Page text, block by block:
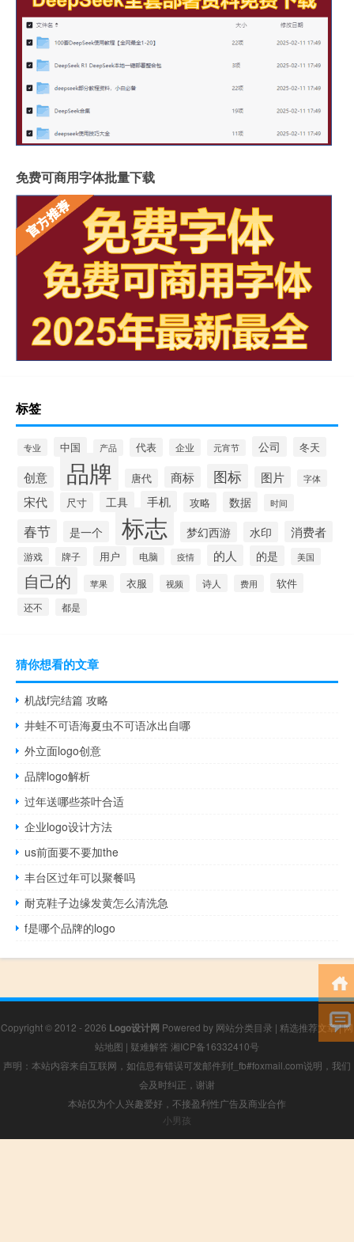
免费可商用字体批量下载
标签
专业 中国 产品 代表 企业 元宵节 公司 冬天
创意 品牌 唐代 商标 图标 图片 字体
宋代 尺寸 工具 手机 攻略 数据 时间
春节 是一个 标志 梦幻西游 水印 消费者
游戏 牌子 用户 电脑 疫情 的人 的是 美国
自己的 苹果 衣服 视频 诗人 费用 软件
还不 都是
猜你想看的文章
机战f完结篇 攻略
井蛙不可语海夏虫不可语冰出自哪
外立面logo创意
品牌logo解析
过年送哪些茶叶合适
企业logo设计方法
us前面要不要加the
丰台区过年可以聚餐吗
耐克鞋子边缘发黄怎么清洗急
f是哪个品牌的logo
Copyright © 2012 - 2026 Logo设计网 Powered by 网站分类目录 | 精选推荐文章|网
站地图 | 疑难解答 湘ICP备16332410号
声明：本站内容来自互联网，如信息有错误可发邮件到f_fb#foxmail.com说明，我们
会及时纠正，谢谢
本站仅为个人兴趣爱好，不接盈利性广告及商业合作
小男孩